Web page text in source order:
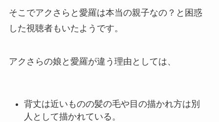
そこでアクさらと愛羅は本当の親子なの？と困惑
した視聴者もいたようです。
アクさらの娘と愛羅が違う理由としては、
背丈は近いものの髪の毛や目の描かれ方は別
人として描かれている。